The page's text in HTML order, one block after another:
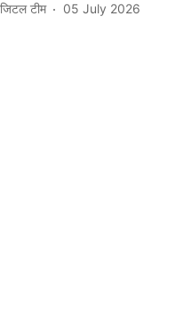
टीम 05 July 2026